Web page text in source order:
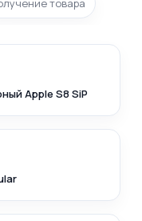
товара
Apple S8 SiP